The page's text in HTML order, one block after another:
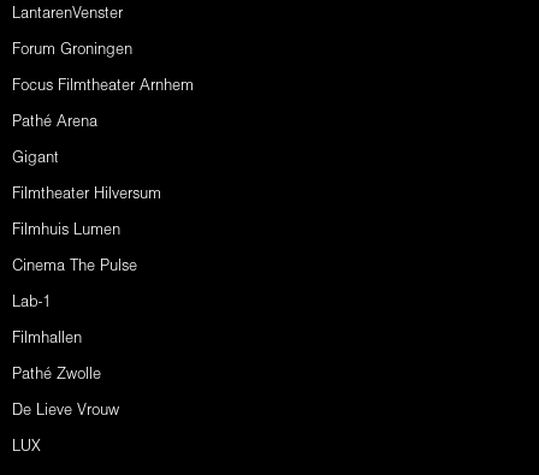
LantarenVenster
Forum Groningen
Focus Filmtheater Arnhem
Pathé Arena
Gigant
Filmtheater Hilversum
Filmhuis Lumen
Cinema The Pulse
Lab-1
Filmhallen
Pathé Zwolle
De Lieve Vrouw
LUX